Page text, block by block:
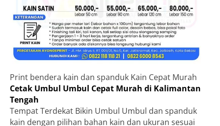
Print bendera kain dan spanduk Kain Cepat Murah
Cetak Umbul Umbul Cepat Murah di Kalimantan
Tengah
Tempat Terdekat Bikin Umbul Umbul dan spanduk
kain dengan pilihan bahan kain dan ukuran sesuai